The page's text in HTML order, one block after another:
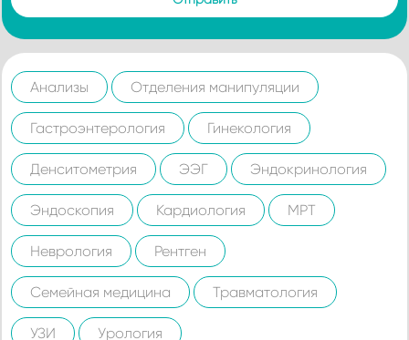
Анализы Отделения манипуляции
Гастроэнтерология Гинекология
Денситометрия ЭЭГ Эндокринология
Эндоскопия Кардиология МРТ
Неврология Рентген
Семейная медицина Травматология
УЗИ Урология